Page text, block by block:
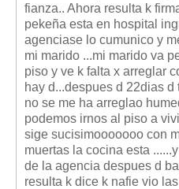
Mis boletines
fianza.. Ahora resulta k
pekeña esta en hospital
agenciase lo cumunico y
mi marido ...mi marido va
piso y ve k falta x arreglar
hay d...despues d 22dias
no se me ha arreglao
podemos irnos al piso a
sige sucisimooooooo con
muertas la cocina esta
de la agencia despues d
resulta k dice k nafie vio